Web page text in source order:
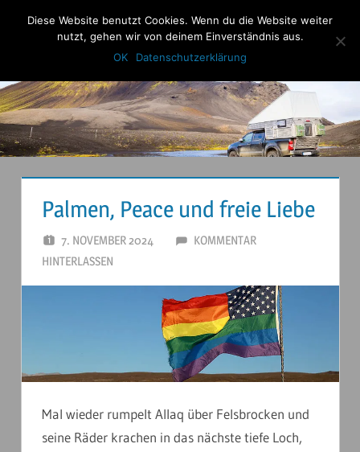
Anderstouren Menu
Palmen, Peace und freie Liebe
7. NOVEMBER 2024 ANDERSTOUREN
KOMMENTAR
HINTERLASSEN
Mal wieder rumpelt Allaq über Felsbrocken und
seine Räder krachen in das nächste tiefe Loch,
Diese Website benutzt Cookies. Wenn du die Website weiter
nutzt, gehen wir von deinem Einverständnis aus.
OK
Datenschutzerklärung